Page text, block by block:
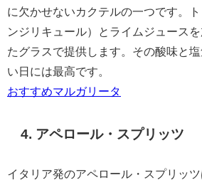
に欠かせないカクテルの一つです。
ンジリキュール）とライムジュース
たグラスで提供します。その酸味と
い日には最高です。
おすすめマルガリータ
4. アペロール・スプリッツ
イタリア発のアペロール・スプリッ